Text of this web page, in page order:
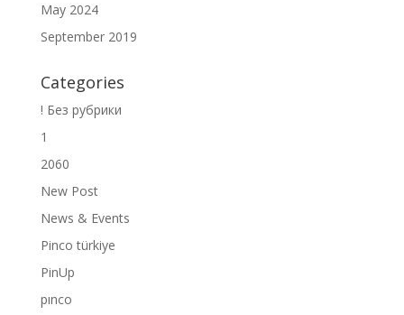
May 2024
September 2019
Categories
! Без рубрики
1
2060
New Post
News & Events
Pinco türkiye
PinUp
pınco